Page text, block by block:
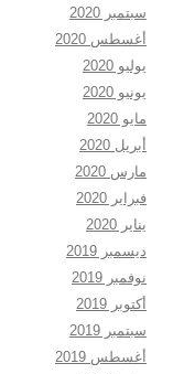
سبتمبر 2020
أغسطس 2020
يوليو 2020
يونيو 2020
مايو 2020
أبريل 2020
مارس 2020
فبراير 2020
يناير 2020
ديسمبر 2019
نوفمبر 2019
أكتوبر 2019
سبتمبر 2019
أغسطس 2019